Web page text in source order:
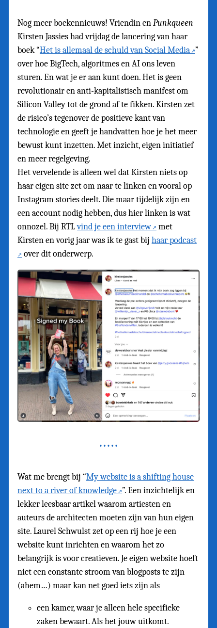
Nog meer boekennieuws! Vriendin enPunkqueen
Kirsten Jassies had vrijdag de lancering van haar
boek “Het is allemaal de schuld van Social Media ”
over hoe BigTech, algoritmes en AI ons leven
sturen. En wat je er aan kunt doen. Het is geen
revolutionair en anti-kapitalistisch manifest om
Silicon Valley tot de grond af te fikken. Kirsten zet
de risico’s tegenover de positieve kant van
technologie en geeft je handvatten hoe je het meer
bewust kunt inzetten. Met inzicht, eigen initiatief
en meer regelgeving.
Het vervelende is alleen wel dat Kirsten niets op
haar eigen site zet om naar te linken en vooral op
Instagram stories deelt. Die maar tijdelijk zijn en
een account nodig hebben, dus hier linken is wat
onnozel. Bij RTLvind je een interview
met
Kirsten en vorig jaar was ik te gast bij haar podcast
over dit onderwerp.
Wat me brengt bij “My website is a shifting house
next to a river of knowledge ”. Een inzichtelijk en
lekker leesbaar artikel waarom artiesten en
auteurs de architecten moeten zijn van hun eigen
site. Laurel Schwulst zet op een rij hoe je een
website kunt inrichten en waarom het zo
belangrijk is voor creatieven. Je eigen website hoeft
niet een constante stroom van blogposts te zijn
(ahem…) maar kan net goed iets zijn als
een kamer, waar je alleen hele specifieke
zaken bewaart. Als het jouw uitkomt.